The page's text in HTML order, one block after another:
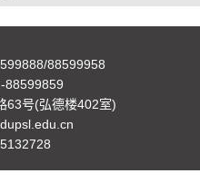
88599958
88599859
63号(弘德楼402室)